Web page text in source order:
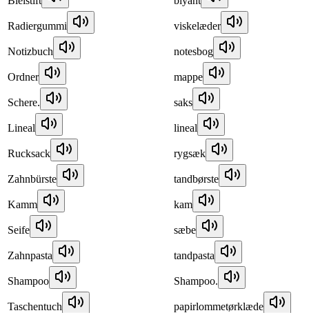
Radiergummi viskelæder
Notizbuch notesbog
Ordner mappe
Schere. saks
Lineal lineal
Rucksack rygsæk
Zahnbürste tandbørste
Kamm kam
Seife sæbe
Zahnpasta tandpasta
Shampoo Shampoo.
Taschentuch papirlommetørklæde